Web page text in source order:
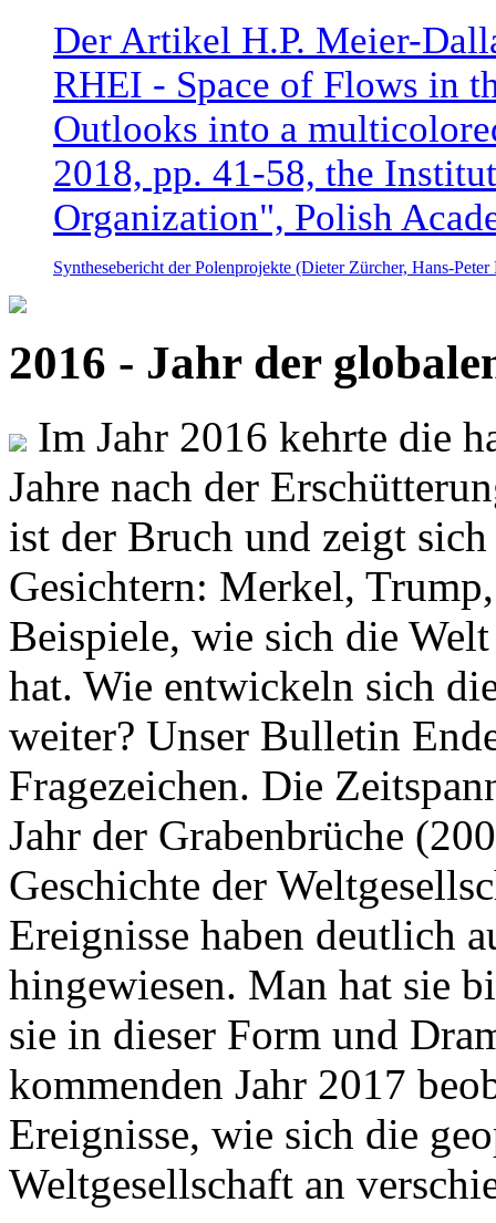
Der Artikel H.P. Meier-
RHEI - Space of Flows in
Outlooks into a
2018, pp. 41-58, the
Organization", Polish
Synthesebericht der Polenprojekte (Dieter Zürcher, Hans-
2016 - Jahr der
Im Jahr 2016 kehrte die
Jahre nach der
ist der Bruch und zeigt
Gesichtern: Merkel,
Beispiele, wie sich die
hat. Wie entwickeln sich
weiter? Unser Bulletin
Fragezeichen. Die
Jahr der Grabenbrüche
Geschichte der
Ereignisse haben deutlich
hingewiesen. Man hat sie
sie in dieser Form und
kommenden Jahr 2017
Ereignisse, wie sich die
Weltgesellschaft an